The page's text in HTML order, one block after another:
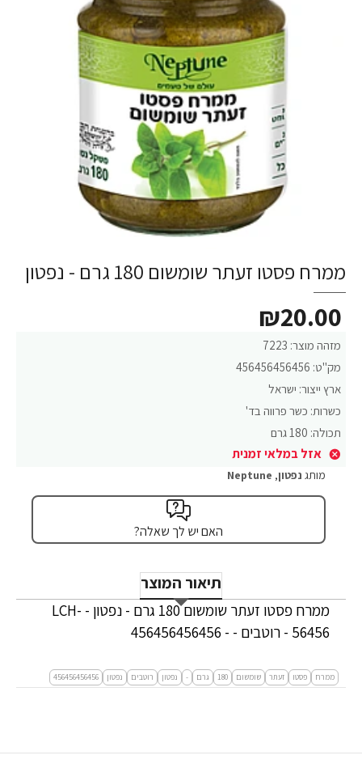
ממרח פסטו זעתר שומשום 180 גרם - נפטון
מזהה מוצר: 7223
מק"ט: 456456456456
ארץ ייצור: ישראל
כשרות: כשר פרווה בד'
תכולה: 180 גרם
אזל במלאי זמנית
₪20.00
מותג נפטון,
Neptune
האם יש לך שאלה?
תיאור המוצר
ממרח פסטו זעתר שומשום 180 גרם - נפטון - LCH-
56456 - רוטבים - - 456456456456
ממרח פסטו זעתר שומשום 180 גרם - נפטון רוטבים נפטון 456456456456